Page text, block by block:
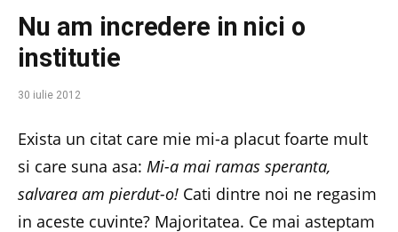
Nu am incredere in nici o
institutie
30 iulie 2012
Exista un citat care mie mi-a placut foarte mult
si care suna asa: Mi-a mai ramas speranta,
salvarea am pierdut-o! Cati dintre noi ne regasim
in aceste cuvinte? Majoritatea. Ce mai asteptam